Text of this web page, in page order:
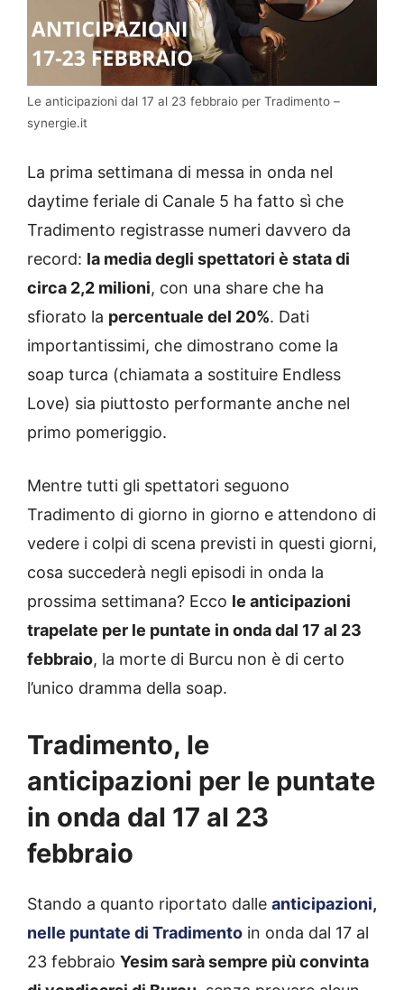
Le anticipazioni dal 17 al 23 febbraio per Tradimento –
synergie.it
La prima settimana di messa in onda nel
daytime feriale di Canale 5 ha fatto sì che
Tradimento registrasse numeri davvero da
record: la media degli spettatori è stata di
circa 2,2 milioni, con una share che ha
sfiorato la percentuale del 20%. Dati
importantissimi, che dimostrano come la
soap turca (chiamata a sostituire Endless
Love) sia piuttosto performante anche nel
primo pomeriggio.
Mentre tutti gli spettatori seguono
Tradimento di giorno in giorno e attendono di
vedere i colpi di scena previsti in questi giorni,
cosa succederà negli episodi in onda la
prossima settimana? Ecco le anticipazioni
trapelate per le puntate in onda dal 17 al 23
febbraio, la morte di Burcu non è di certo
l’unico dramma della soap.
Tradimento, le
anticipazioni per le puntate
in onda dal 17 al 23
febbraio
Stando a quanto riportato dalle anticipazioni,
nelle puntate di Tradimento in onda dal 17 al
23 febbraio Yesim sarà sempre più convinta